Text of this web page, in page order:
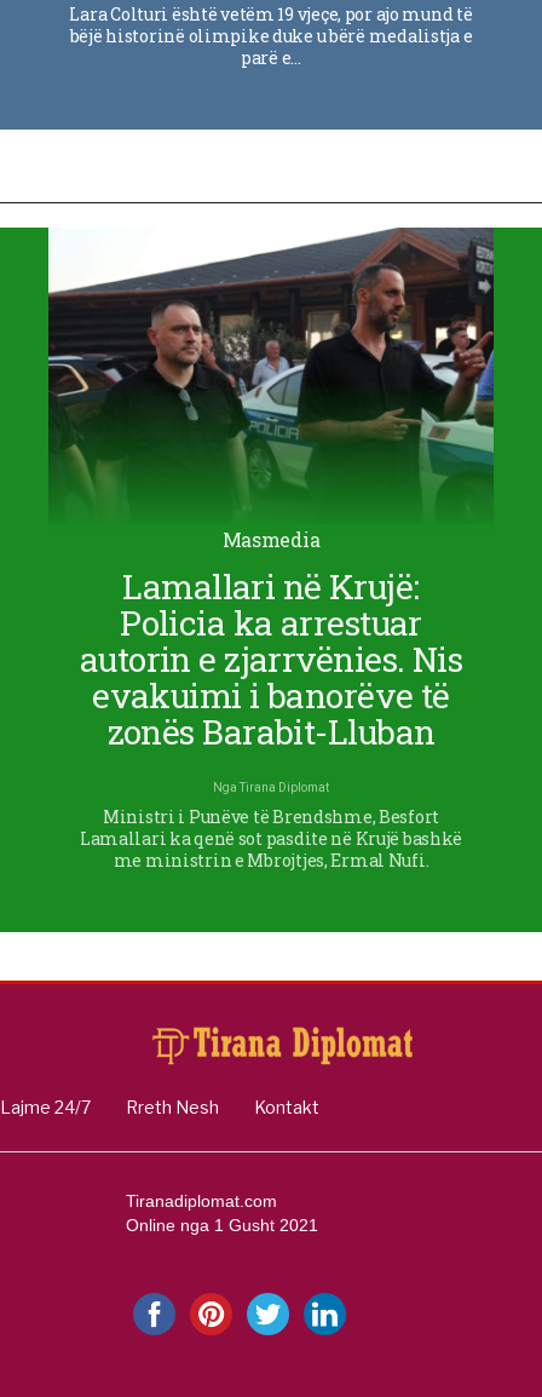
Lara Colturi është vetëm 19 vjeçe, por ajo mund të
bëjë historinë olimpike duke u bërë medalistja e
parë e…
Masmedia
Lamallari në Krujë:
Policia ka arrestuar
autorin e zjarrvënies. Nis
evakuimi i banorëve të
zonës Barabit-Lluban
NgaTirana Diplomat
Ministri i Punëve të Brendshme, Besfort
Lamallari ka qenë sot pasdite në Krujë bashkë
me ministrin e Mbrojtjes, Ermal Nufi.
Lajme 24/7 Rreth Nesh Kontakt
Tiranadiplomat.com
Online nga 1 Gusht 2021